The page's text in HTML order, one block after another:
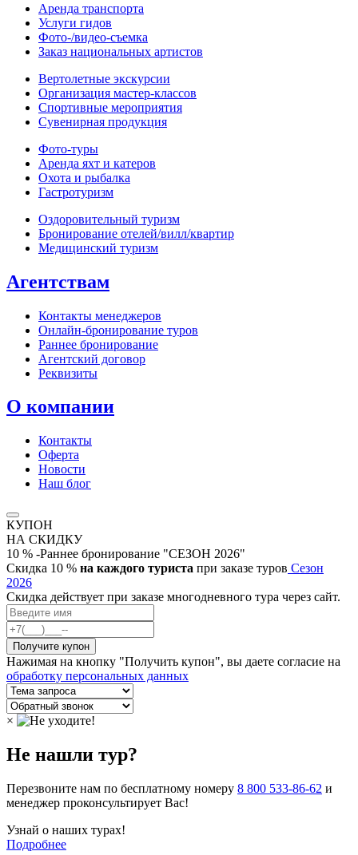
Аренда транспорта
Услуги гидов
Фото-/видео‑съемка
Заказ национальных артистов
Вертолетные экскурсии
Организация мастер‑классов
Спортивные мероприятия
Сувенирная продукция
Фото‑туры
Аренда яхт и катеров
Охота и рыбалка
Гастротуризм
Оздоровительный туризм
Бронирование отелей/вилл/квартир
Медицинский туризм
Агентствам
Контакты менеджеров
Онлайн‑бронирование туров
Раннее бронирование
Агентский договор
Реквизиты
О компании
Контакты
Оферта
Новости
Наш блог
КУПОН
НА СКИДКУ
10 % -Раннее бронирование "СЕЗОН 2026"
Скидка 10 % на каждого туриста при заказе туров Сезон
2026
Скидка действует при заказе многодневного тура через сайт.
Нажимая на кнопку "Получить купон", вы даете согласие на
обработку персональных данных
×
Не нашли тур?
Перезвоните нам по бесплатному номеру 8 800 533-86-62 и
менеджер проконсультирует Вас!
Узнай о наших турах!
Подробнее